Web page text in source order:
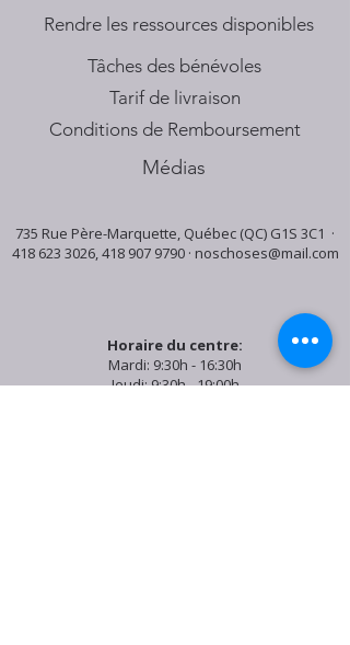
​Rendre les ressources disponibles
Tâches des bénévoles
Tarif de livraison
Conditions de Remboursement
Médias
735 Rue Père-Marquette, Québec (QC) G1S 3C1 ·
418 623 3026,418 907 9790· noschoses@mail.com
Horaire du centre:
Mardi: 9:30h - 16:30h
Jeudi: 9:30h - 19:00h